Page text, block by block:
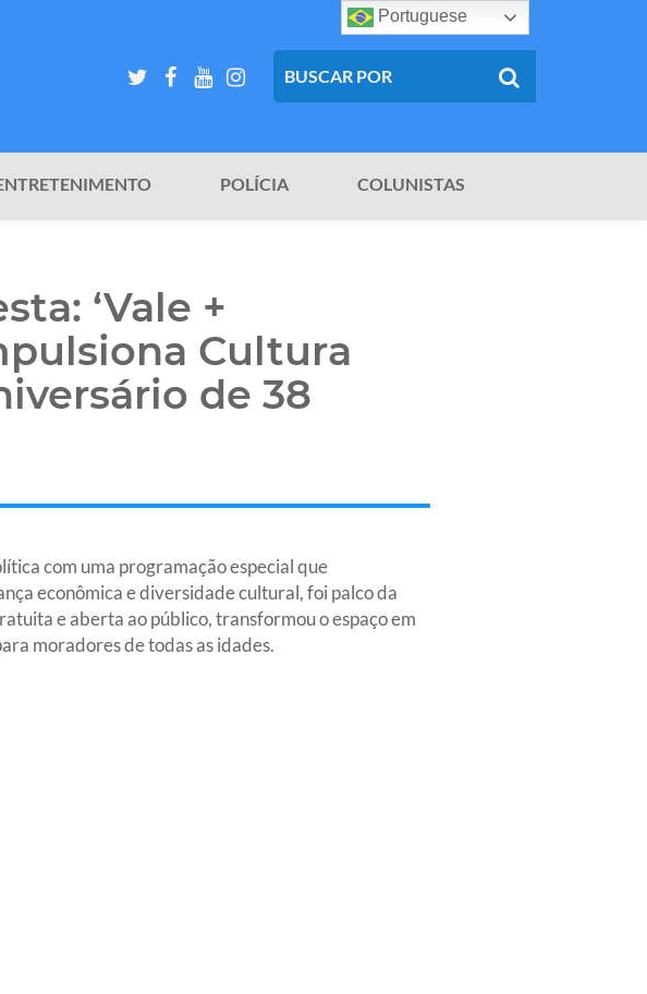
POLÍCIA COLUNISTAS
‘Vale +
Cultura
de 38
com uma programação especial que
econômica e diversidade cultural, foi palco da
e aberta ao público, transformou o espaço em
moradores de todas as idades.
Portuguese